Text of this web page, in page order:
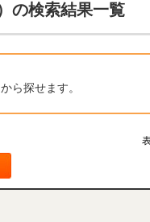
の検索結果一覧
ら探せます。